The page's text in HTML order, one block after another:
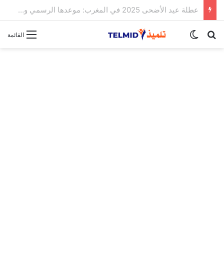
الحركة الانتقالية الوطنية لهيئة التدريس 2025
القائمة بحث عنالوضع المظلم